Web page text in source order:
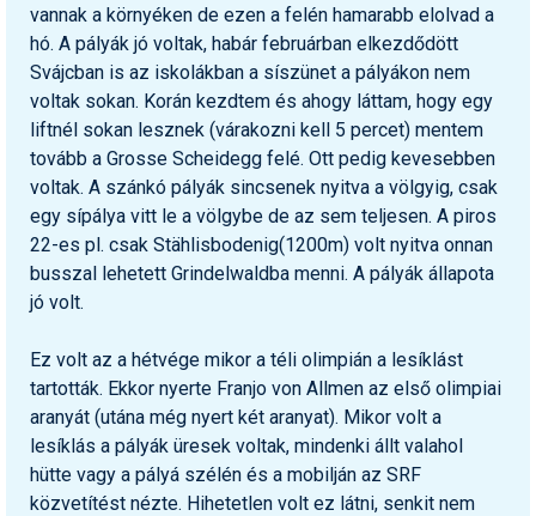
Hószán
Hótalp
Humor
Hütte
Interjúk
Játékok
Korcsolya
Könyvajánló
Magazinok
Kötetlen beszélgetések
vannak a környéken de ezen a felén hamarabb elolvad a
hó. A pályák jó voltak, habár februárban elkezdődött
Svájcban is az iskolákban a síszünet a pályákon nem
voltak sokan. Korán kezdtem és ahogy láttam, hogy egy
liftnél sokan lesznek (várakozni kell 5 percet) mentem
tovább a Grosse Scheidegg felé. Ott pedig kevesebben
voltak. A szánkó pályák sincsenek nyitva a völgyig, csak
egy sípálya vitt le a völgybe de az sem teljesen. A piros
22-es pl. csak Stählisbodenig(1200m) volt nyitva onnan
busszal lehetett Grindelwaldba menni. A pályák állapota
jó volt.
Ez volt az a hétvége mikor a téli olimpián a lesíklást
tartották. Ekkor nyerte Franjo von Allmen az első olimpiai
aranyát (utána még nyert két aranyat). Mikor volt a
lesíklás a pályák üresek voltak, mindenki állt valahol
hütte vagy a pályá szélén és a mobilján az SRF
közvetítést nézte. Hihetetlen volt ez látni, senkit nem